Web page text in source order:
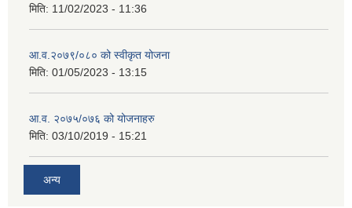
मिति: 11/02/2023 - 11:36
आ.व.२०७९/०८० को स्वीकृत योजना
मिति: 01/05/2023 - 13:15
आ.व. २०७५/०७६ को योजनाहरु
मिति: 03/10/2019 - 15:21
अन्य